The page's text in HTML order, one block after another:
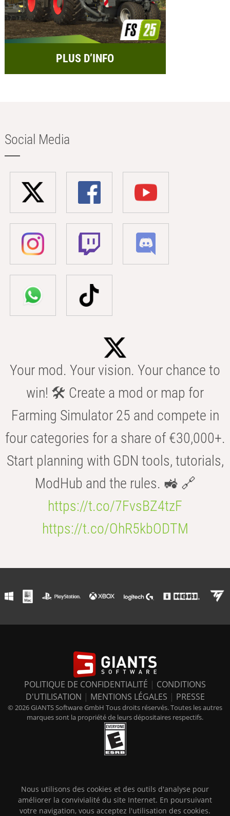
PLUS D’INFO
Social Media
Your mod. Your vision. Your chance to
win! 🛠️ Create a mod or map for
Farming Simulator 25 and compete in
four categories for a share of €30,000+.
Start planning with GDN tools, tutorials,
ModHub and the rules. 🚜 🔗
https://t.co/7FvsBZ4tzF
https://t.co/OhR5kbODTM
POLITIQUE DE CONFIDENTIALITÉ | CONDITIONS
D'UTILISATION | MENTIONS LÉGALES | PRESSE
© 2026 GIANTS Software GmbH Tous droits réservés. Toutes les autres
marques sont la propriété de leurs dépositaires respectifs.
Nous utilisons des cookies et des outils d'analyse pour
améliorer la convivialité du site Internet. En poursuivant
votre navigation, vous acceptez l'utilisation des cookies.